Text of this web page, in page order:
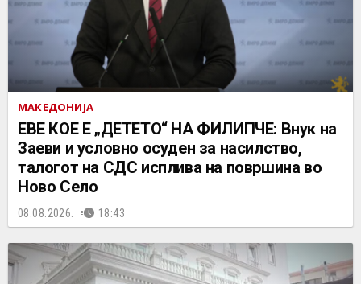
МАКЕДОНИЈА
ЕВЕ КОЕ Е „ДЕТЕТО“ НА ФИЛИПЧЕ: Внук на
Заеви и условно осуден за насилство,
талогот на СДС исплива на површина во
Ново Село
08.08.2026. 18:43